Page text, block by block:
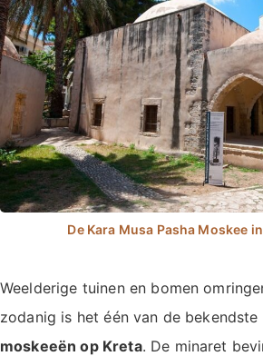
Weelderige tuinen en bomen
zodanig is het één van de
moskeeën op Kreta. De minaret